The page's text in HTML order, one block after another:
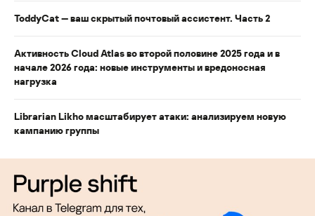
ToddyCat — ваш скрытый почтовый ассистент. Часть 2
Активность Cloud Atlas во второй половине 2025 года и в
начале 2026 года: новые инструменты и вредоносная
нагрузка
Librarian Likho масштабирует атаки: анализируем новую
кампанию группы